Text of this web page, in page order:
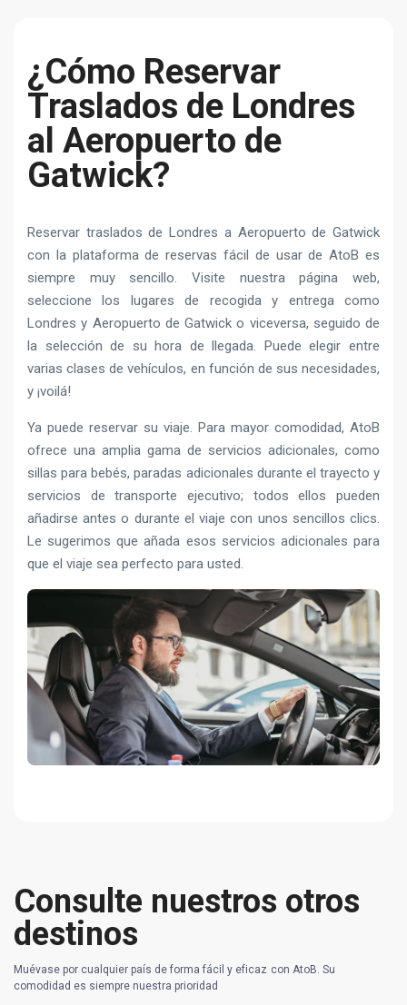
¿Cómo Reservar
Traslados de Londres
al Aeropuerto de
Gatwick?
Reservar traslados de Londres a Aeropuerto de Gatwick
con la plataforma de reservas fácil de usar de AtoB es
siempre muy sencillo. Visite nuestra página web,
seleccione los lugares de recogida y entrega como
Londres y Aeropuerto de Gatwick o viceversa, seguido de
la selección de su hora de llegada. Puede elegir entre
varias clases de vehículos, en función de sus necesidades,
y ¡voilá!
Ya puede reservar su viaje. Para mayor comodidad, AtoB
ofrece una amplia gama de servicios adicionales, como
sillas para bebés, paradas adicionales durante el trayecto y
servicios de transporte ejecutivo; todos ellos pueden
añadirse antes o durante el viaje con unos sencillos clics.
Le sugerimos que añada esos servicios adicionales para
que el viaje sea perfecto para usted.
Consulte nuestros otros
destinos
Muévase por cualquier país de forma fácil y eficaz con AtoB. Su
comodidad es siempre nuestra prioridad